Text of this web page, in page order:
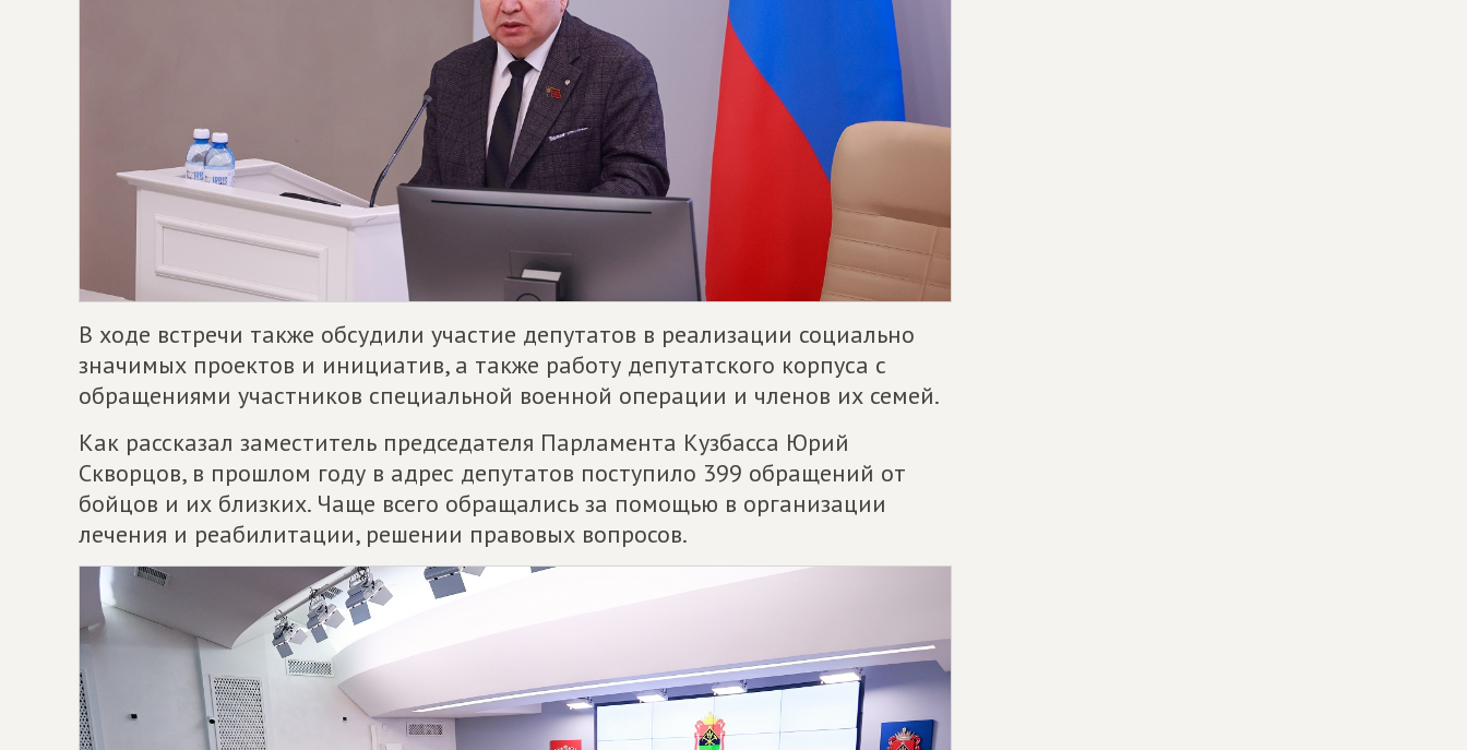
В ходе встречи также обсудили участие депутатов в реализации социально
значимых проектов и инициатив, а также работу депутатского корпуса с
обращениями участников специальной военной операции и членов их семей.
Как рассказал заместитель председателя Парламента Кузбасса Юрий
Скворцов, в прошлом году в адрес депутатов поступило 399 обращений от
бойцов и их близких. Чаще всего обращались за помощью в организации
лечения и реабилитации, решении правовых вопросов.